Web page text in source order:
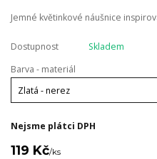
Jemné květinkové náušnice
Dostupnost
Skladem
Barva - materiál
Nejsme plátci DPH
119 Kč/ks